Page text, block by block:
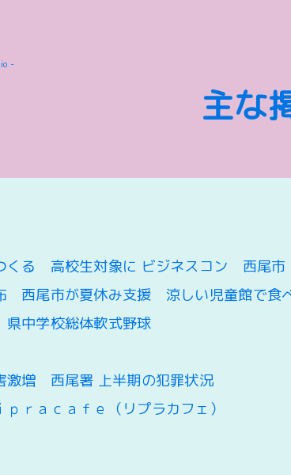
-
主な
くる 高校生対象に ビジネスコン 西尾市
西尾市が夏休み支援 涼しい児童館で食
中学校総体軟式野球
激増 西尾署 上半期の犯罪状況
ｒａｃａｆｅ（リプラカフェ）